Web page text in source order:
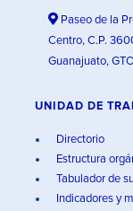
Paseo de la
Centro, C.P.
Guanajuato,
UNIDAD DE
Directorio
Estructura
Tabulador de
Indicadores y